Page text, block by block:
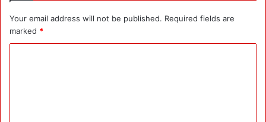
Your email address will not be published. Required fields are
marked *